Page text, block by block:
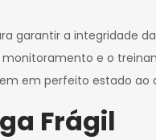
garantir a integridade
e o
em perfeito estado ao
Frágil